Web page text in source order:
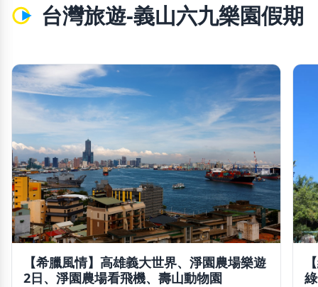
台灣旅遊-義山六九樂園假期
【希臘風情】高雄義大世界、淨園農場樂遊
2日、淨園農場看飛機、壽山動物園